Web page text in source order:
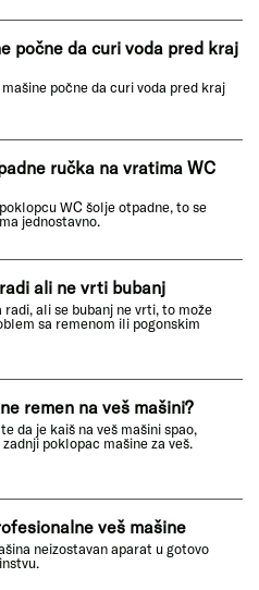
počne da curi voda pred kraj
počne da curi voda pred kraj
ručka na vratima WC
WC šolje otpadne, to se
jednostavno.
ali ne vrti bubanj
radi, ali se bubanj ne vrti, to može
sa remenom ili pogonskim
remen na veš mašini?
da je kaiš na veš mašini spao,
poklopac mašine za veš.
veš mašine
neizostavan aparat u gotovo